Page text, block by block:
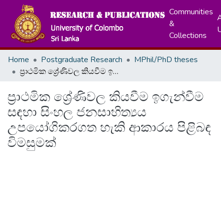
Communities
&
Collections
Home Postgraduate Research
MPhil/PhD theses
ප්‍රාථමික ශ්‍රේණිවල කියවීම ඉගැන්වීම සඳහා සිංහල ජනසාහිත්‍යය උපයෝගිකරගත හැකි ආකාරය පිළිබඳ විමසුමක්
ප්‍රාථමික ශ්‍රේණිවල කියවීම ඉගැන්වීම
සඳහා සිංහල ජනසාහිත්‍යය
උපයෝගිකරගත හැකි ආකාරය පිළිබඳ
විමසුමක්